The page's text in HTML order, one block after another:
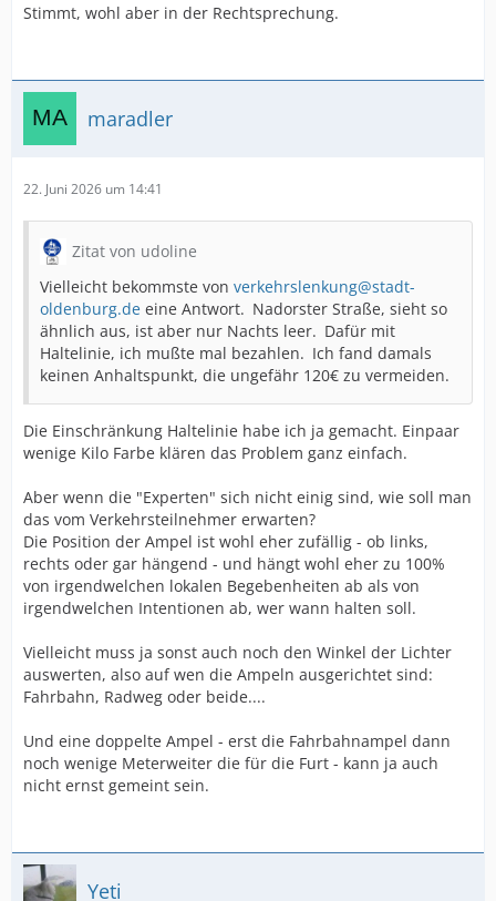
Stimmt, wohl aber in der Rechtsprechung.
maradler
22. Juni 2026 um 14:41
Zitat von udoline
Vielleicht bekommste von verkehrslenkung@stadt-
oldenburg.de eine Antwort. Nadorster Straße, sieht so
ähnlich aus, ist aber nur Nachts leer. Dafür mit
Haltelinie, ich mußte mal bezahlen. Ich fand damals
keinen Anhaltspunkt, die ungefähr 120€ zu vermeiden.
Die Einschränkung Haltelinie habe ich ja gemacht. Einpaar
wenige Kilo Farbe klären das Problem ganz einfach.
Aber wenn die "Experten" sich nicht einig sind, wie soll man
das vom Verkehrsteilnehmer erwarten?
Die Position der Ampel ist wohl eher zufällig - ob links,
rechts oder gar hängend - und hängt wohl eher zu 100%
von irgendwelchen lokalen Begebenheiten ab als von
irgendwelchen Intentionen ab, wer wann halten soll.
Vielleicht muss ja sonst auch noch den Winkel der Lichter
auswerten, also auf wen die Ampeln ausgerichtet sind:
Fahrbahn, Radweg oder beide....
Und eine doppelte Ampel - erst die Fahrbahnampel dann
noch wenige Meterweiter die für die Furt - kann ja auch
nicht ernst gemeint sein.
Yeti